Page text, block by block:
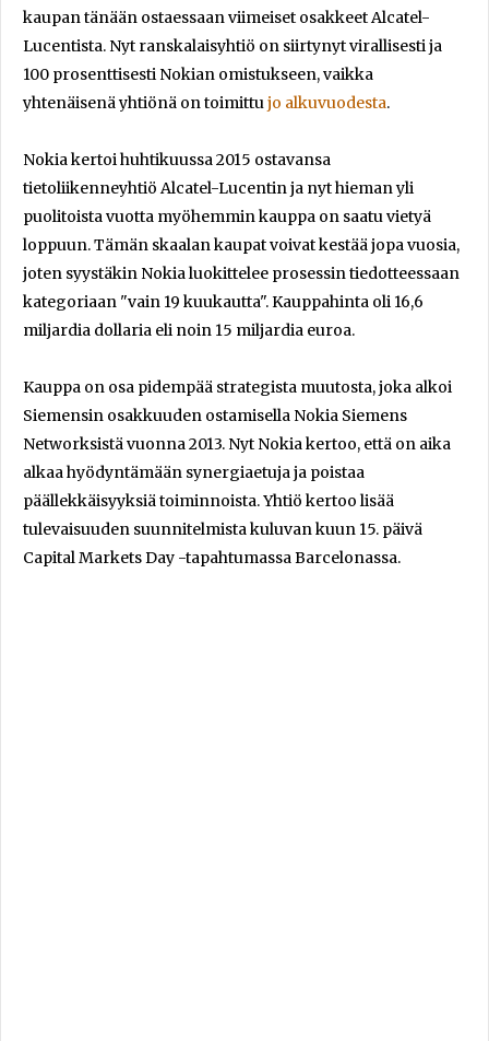
kaupan tänään ostaessaan viimeiset osakkeet Alcatel-
Lucentista. Nyt ranskalaisyhtiö on siirtynyt virallisesti ja
100 prosenttisesti Nokian omistukseen, vaikka
yhtenäisenä yhtiönä on toimittujo alkuvuodesta.
Nokia kertoi huhtikuussa 2015 ostavansa
tietoliikenneyhtiö Alcatel-Lucentin ja nyt hieman yli
puolitoista vuotta myöhemmin kauppa on saatu vietyä
loppuun. Tämän skaalan kaupat voivat kestää jopa vuosia,
joten syystäkin Nokia luokittelee prosessin tiedotteessaan
kategoriaan "vain 19 kuukautta". Kauppahinta oli 16,6
miljardia dollaria eli noin 15 miljardia euroa.
Kauppa on osa pidempää strategista muutosta, joka alkoi
Siemensin osakkuuden ostamisella Nokia Siemens
Networksistä vuonna 2013. Nyt Nokia kertoo, että on aika
alkaa hyödyntämään synergiaetuja ja poistaa
päällekkäisyyksiä toiminnoista. Yhtiö kertoo lisää
tulevaisuuden suunnitelmista kuluvan kuun 15. päivä
Capital Markets Day -tapahtumassa Barcelonassa.